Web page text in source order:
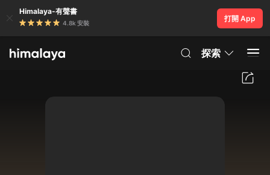
Himalaya-有聲書
4.8k 安裝
打開 App
探索